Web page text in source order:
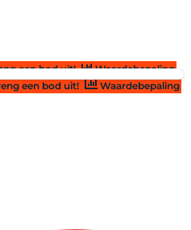
een bod uit!
Waardebepaling
een bod uit! Waardebepaling